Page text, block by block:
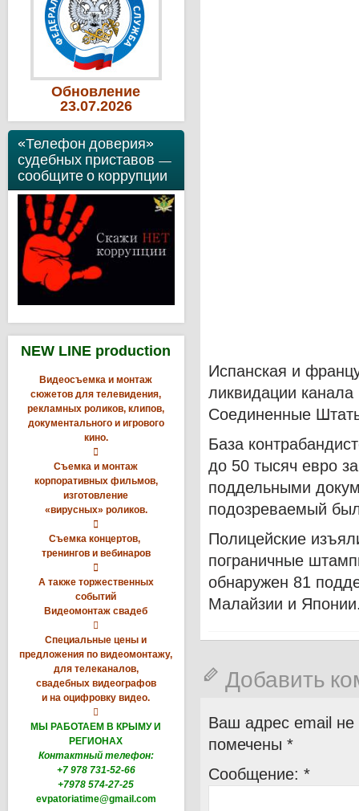
Обновление
23.07.2026
«Телефон доверия»
судебных приставов —
сообщите о коррупции
NEW LINE production
Видеосъемка и монтаж
сюжетов для телевидения,
рекламных роликов, клипов,
документального и игрового
кино.

Съемка и монтаж
корпоративных фильмов,
изготовление
«вирусных» роликов.

Съемка концертов,
тренингов и вебинаров

А также торжественных
событий
Видеомонтаж свадеб

Специальные цены и
предложения по видеомонтажу,
для телеканалов,
свадебных видеографов
и на оцифровку видео.

МЫ РАБОТАЕМ В КРЫМУ И
РЕГИОНАХ
Контактный телефон:
+7 978 731-52-66
+7978 574-27-25
evpatoriatime@gmail.com
Испанская и
ликвидации канала
Соединенные
База
до 50 тысяч евро
поддельными
подозреваемый
Полицейские
пограничные
обнаружен 81
Малайзии и
Добавить
Ваш адрес email не
помечены *
Сообщение: *